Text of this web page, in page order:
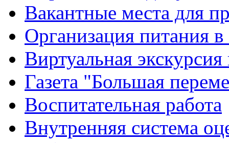
Вакантные места для
Организация питания в
Виртуальная
Газета "Большая
Воспитательная работа
Внутренняя система